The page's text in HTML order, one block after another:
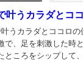
叶うカラダとコ
うカラダとココロ
で、足を刺激した時
ところをシップして